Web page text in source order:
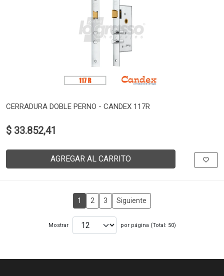
CERRADURA DOBLE PERNO - CANDEX 117R
$ 33.852,41
AGREGAR AL CARRITO
1 2 3 Siguiente
Mostrar por página (Total: 50)